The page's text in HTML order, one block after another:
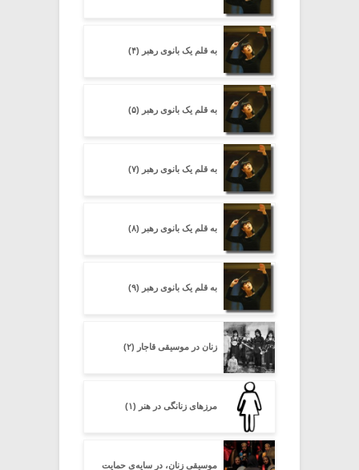
به قلم یک بانوی رهبر (۴)
به قلم یک بانوی رهبر (۵)
به قلم یک بانوی رهبر (۷)
به قلم یک بانوی رهبر (۸)
به قلم یک بانوی رهبر (۹)
زنان در موسیقی قاجار (۲)
مرزهای زنانگی در هنر (۱)
موسیقی زنان، در سایه‌ی حمایت